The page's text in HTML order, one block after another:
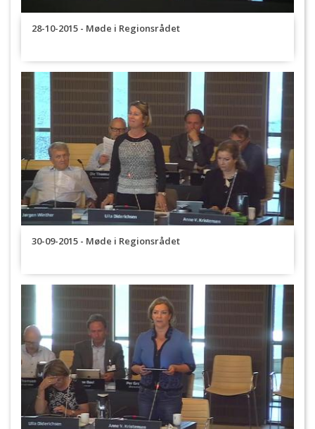
28-10-2015 - Møde i Regionsrådet
30-09-2015 - Møde i Regionsrådet